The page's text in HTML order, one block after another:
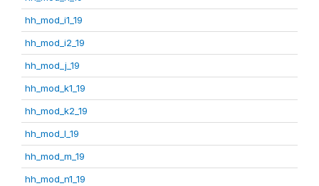
hh_mod_i1_19
hh_mod_i2_19
hh_mod_j_19
hh_mod_k1_19
hh_mod_k2_19
hh_mod_l_19
hh_mod_m_19
hh_mod_n1_19